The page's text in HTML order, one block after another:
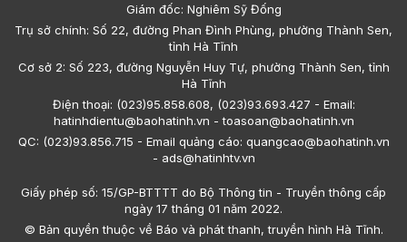
Giám đốc: Nghiêm Sỹ Đống
Trụ sở chính: Số 22, đường Phan Đình Phùng, phường Thành Sen,
tỉnh Hà Tĩnh
Cơ sở 2: Số 223, đường Nguyễn Huy Tự, phường Thành Sen, tỉnh
Hà Tĩnh
Điện thoại: (023)95.858.608, (023)93.693.427 - Email:
hatinhdientu@baohatinh.vn - toasoan@baohatinh.vn
QC: (023)93.856.715 - Email quảng cáo: quangcao@baohatinh.vn
- ads@hatinhtv.vn
Giấy phép số: 15/GP-BTTTT do Bộ Thông tin - Truyền thông cấp
ngày 17 tháng 01 năm 2022.
© Bản quyền thuộc về Báo và phát thanh, truyền hình Hà Tĩnh.